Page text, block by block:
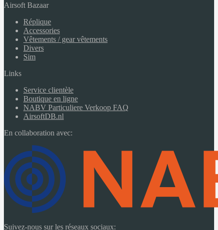
Airsoft Bazaar
Réplique
Accessories
Vêtements / gear vêtements
Divers
Sim
Links
Service clientèle
Boutique en ligne
NABV Particuliere Verkoop FAQ
AirsoftDB.nl
En collaboration avec:
Suivez-nous sur les réseaux sociaux: